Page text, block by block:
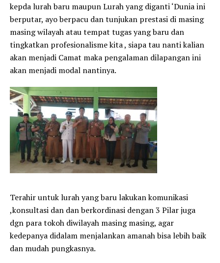
kepda lurah baru maupun Lurah yang diganti ‘Dunia ini
berputar, ayo berpacu dan tunjukan prestasi di masing
masing wilayah atau tempat tugas yang baru dan
tingkatkan profesionalisme kita , siapa tau nanti kalian
akan menjadi Camat maka pengalaman dilapangan ini
akan menjadi modal nantinya.
Terahir untuk lurah yang baru lakukan komunikasi
,konsultasi dan dan berkordinasi dengan 3 Pilar juga
dgn para tokoh diwilayah masing masing, agar
kedepanya didalam menjalankan amanah bisa lebih baik
dan mudah pungkasnya.